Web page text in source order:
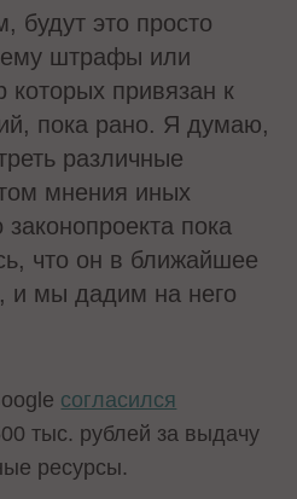
будут это просто
штрафы или
привязан к
пока рано. Я думаю,
различные
мнения иных
пока
что он в ближайшее
и мы дадим на него
согласился
тыс. рублей за выдачу
ресурсы.